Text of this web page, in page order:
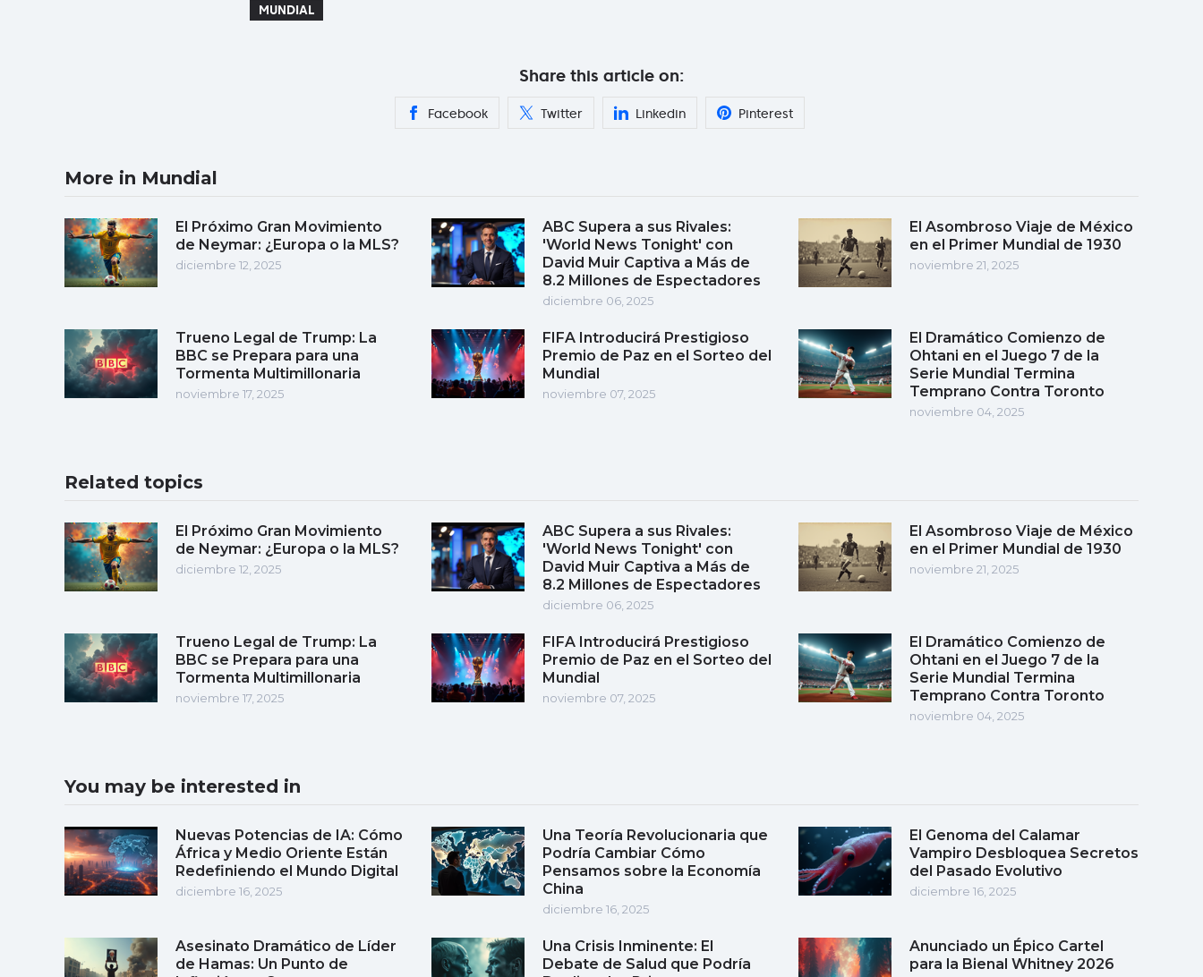
MUNDIAL
Share this article on:
Facebook Twitter Linkedin Pinterest
More in Mundial
El Próximo Gran Movimiento
de Neymar: ¿Europa o la MLS?
diciembre 12, 2025
ABC Supera a sus Rivales:
'World News Tonight' con
David Muir Captiva a Más de
8.2 Millones de Espectadores
diciembre 06, 2025
El Asombroso Viaje de México
en el Primer Mundial de 1930
noviembre 21, 2025
Trueno Legal de Trump: La
BBC se Prepara para una
Tormenta Multimillonaria
noviembre 17, 2025
FIFA Introducirá Prestigioso
Premio de Paz en el Sorteo del
Mundial
noviembre 07, 2025
El Dramático Comienzo de
Ohtani en el Juego 7 de la
Serie Mundial Termina
Temprano Contra Toronto
noviembre 04, 2025
Related topics
El Próximo Gran Movimiento
de Neymar: ¿Europa o la MLS?
diciembre 12, 2025
ABC Supera a sus Rivales:
'World News Tonight' con
David Muir Captiva a Más de
8.2 Millones de Espectadores
diciembre 06, 2025
El Asombroso Viaje de México
en el Primer Mundial de 1930
noviembre 21, 2025
Trueno Legal de Trump: La
BBC se Prepara para una
Tormenta Multimillonaria
noviembre 17, 2025
FIFA Introducirá Prestigioso
Premio de Paz en el Sorteo del
Mundial
noviembre 07, 2025
El Dramático Comienzo de
Ohtani en el Juego 7 de la
Serie Mundial Termina
Temprano Contra Toronto
noviembre 04, 2025
You may be interested in
Nuevas Potencias de IA: Cómo
África y Medio Oriente Están
Redefiniendo el Mundo Digital
diciembre 16, 2025
Una Teoría Revolucionaria que
Podría Cambiar Cómo
Pensamos sobre la Economía
China
diciembre 16, 2025
El Genoma del Calamar
Vampiro Desbloquea Secretos
del Pasado Evolutivo
diciembre 16, 2025
Asesinato Dramático de Líder
de Hamas: Un Punto de
Una Crisis Inminente: El
Debate de Salud que Podría
Anunciado un Épico Cartel
para la Bienal Whitney 2026